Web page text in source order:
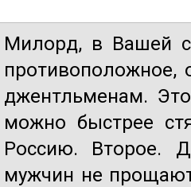
Милорд, в Вашей
противоположное,
джентльменам.
можно быстрее
Россию. Второе.
мужчин не